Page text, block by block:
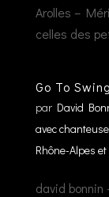
Arolles –
celles des
Go To
par David
avec
Rhône-Alpes
david bonnin